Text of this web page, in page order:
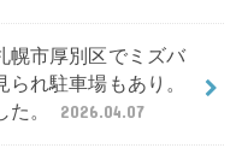
幌市厚別区でミズバ
られ駐車場もあり。
た。
2026.04.07